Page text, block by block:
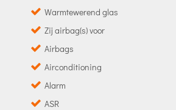
Warmtewerend glas
Zij airbag(s) voor
Airbags
Airconditioning
Alarm
ASR